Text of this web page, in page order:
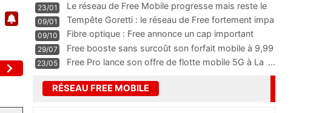
23/01
Le réseau de Free Mobile progresse mais reste le
m
...
09/01
Tempête Goretti : le réseau de Free fortement impa
09/10
Fibre optique : Free annonce un cap important
pass
...
29/07
Free booste sans surcoût son forfait mobile à 9,99
23/05 Free Pro lance son offre de flotte mobile 5G à La ...
RÉSEAU FREE MOBILE